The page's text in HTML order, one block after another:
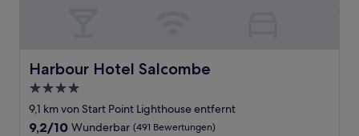
Harbour Hotel Salcombe
Harbour Hotel Salcombe
4.0-
Sterne-
Unterkunft
9,1 km von Start Point Lighthouse entfernt
9.2
9,2/10 Wunderbar (491 Bewertungen)